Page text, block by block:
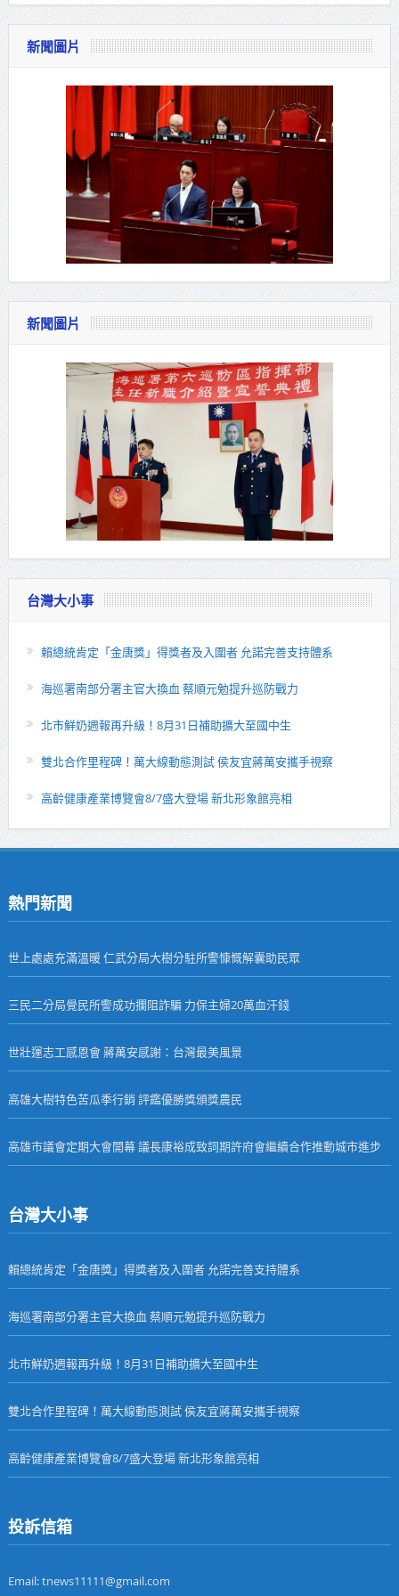
新聞圖片
新聞圖片
台灣大小事
賴總統肯定「金唐獎」得獎者及入圍者 允諾完善支持體系
海巡署南部分署主官大換血 蔡順元勉提升巡防戰力
北市鮮奶週報再升級！8月31日補助擴大至國中生
雙北合作里程碑！萬大線動態測試 侯友宜蔣萬安攜手視察
高齡健康產業博覽會8/7盛大登場 新北形象館亮相
熱門新聞
世上處處充滿溫暖 仁武分局大樹分駐所警慷慨解囊助民眾
三民二分局覺民所警成功攔阻詐騙 力保主婦20萬血汗錢
世壯運志工感恩會 蔣萬安感謝：台灣最美風景
高雄大樹特色苦瓜季行銷 評鑑優勝獎頒獎農民
高雄市議會定期大會開幕 議長康裕成致詞期許府會繼續合作推動城市進步
台灣大小事
賴總統肯定「金唐獎」得獎者及入圍者 允諾完善支持體系
海巡署南部分署主官大換血 蔡順元勉提升巡防戰力
北市鮮奶週報再升級！8月31日補助擴大至國中生
雙北合作里程碑！萬大線動態測試 侯友宜蔣萬安攜手視察
高齡健康產業博覽會8/7盛大登場 新北形象館亮相
投訴信箱
Email: tnews11111@gmail.com